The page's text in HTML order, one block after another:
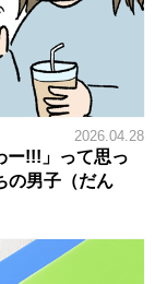
2026.04.28
ー!!!」って思っ
の男子（だん